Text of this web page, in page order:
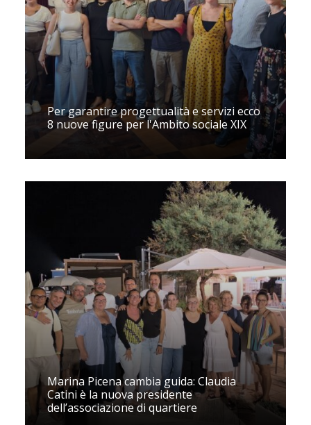
Per garantire progettualità e servizi ecco
8 nuove figure per l'Ambito sociale XIX
Marina Picena cambia guida: Claudia
Catini è la nuova presidente
dell’associazione di quartiere